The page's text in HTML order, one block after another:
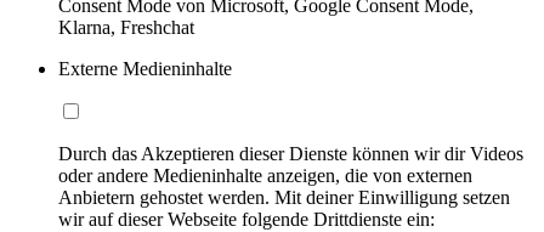
Consent Mode von Microsoft, Google Consent Mode,
Klarna, Freshchat
Externe Medieninhalte
Durch das Akzeptieren dieser Dienste können wir dir Videos
oder andere Medieninhalte anzeigen, die von externen
Anbietern gehostet werden. Mit deiner Einwilligung setzen
wir auf dieser Webseite folgende Drittdienste ein: